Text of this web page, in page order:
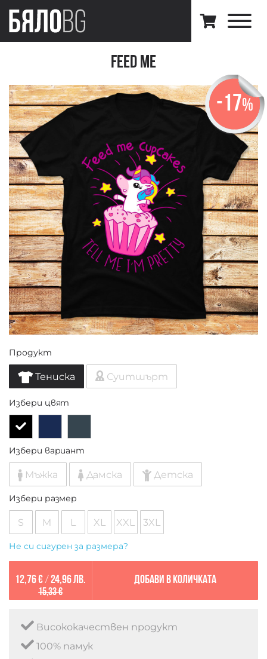
Feed me
-17%
Продукт
Тениска Суитшърт
Избери цвят
Избери вариант
Мъжка Дамска Детска
Избери размер
S M L XL XXL 3XL
Не си сигурен за размера?
12,76 €/ 24,96 лв.
15,33 €
Добави в количката
Висококачествен продукт
100% памук